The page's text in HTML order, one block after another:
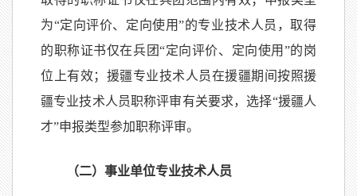
为“定向评价、定向使用”的专业技术人员，取得
的职称证书仅在兵团“定向评价、定向使用”的岗
位上有效；援疆专业技术人员在援疆期间按照援
疆专业技术人员职称评审有关要求，选择“援疆人
才”申报类型参加职称评审。
（二）事业单位专业技术人员